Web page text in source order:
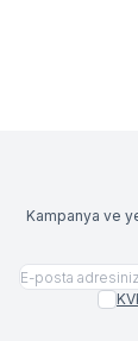
Kampanya ve